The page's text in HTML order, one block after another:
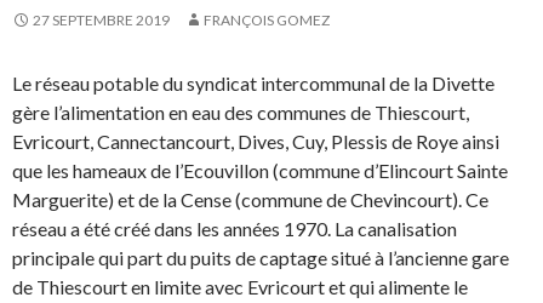
27 SEPTEMBRE 2019 FRANÇOIS GOMEZ
Le réseau potable du syndicat intercommunal de la Divette
gère l’alimentation en eau des communes de Thiescourt,
Evricourt, Cannectancourt, Dives, Cuy, Plessis de Roye ainsi
que les hameaux de l’Ecouvillon (commune d’Elincourt Sainte
Marguerite) et de la Cense (commune de Chevincourt). Ce
réseau a été créé dans les années 1970. La canalisation
principale qui part du puits de captage situé à l’ancienne gare
de Thiescourt en limite avec Evricourt et qui alimente le